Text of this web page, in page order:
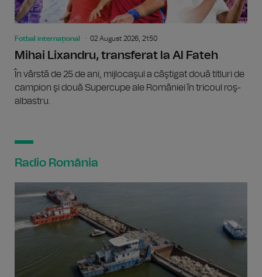
Fotbal internațional 02 August 2026, 21:50
Mihai Lixandru, transferat la Al Fateh
În vârstă de 25 de ani, mijlocaşul a câştigat două titluri de
campion şi două Supercupe ale României în tricoul roş-
albastru.
Radio România